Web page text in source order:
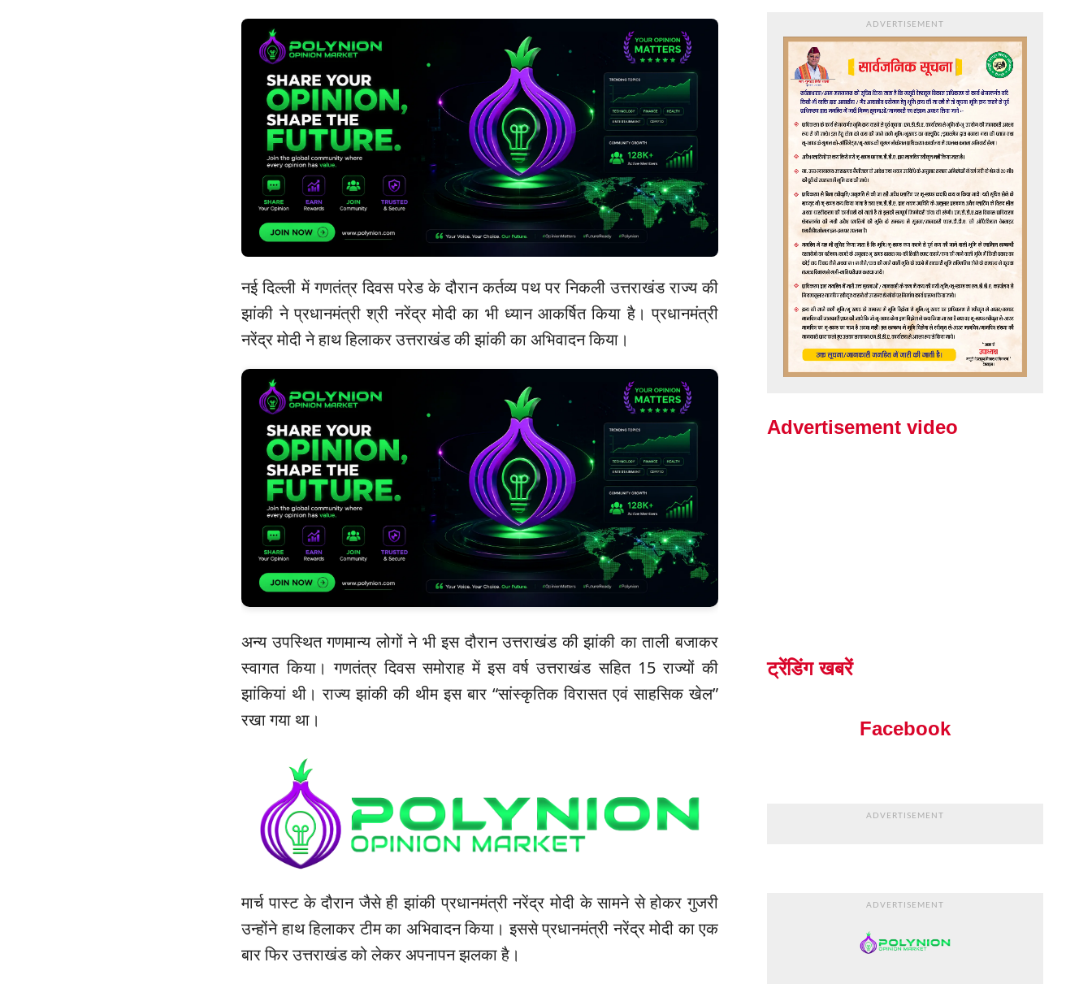
नई दिल्ली में गणतंत्र दिवस परेड के दौरान कर्तव्य पथ पर निकली उत्तराखंड राज्य की
झांकी ने प्रधानमंत्री श्री नरेंद्र मोदी का भी ध्यान आकर्षित किया है। प्रधानमंत्री
नरेंद्र मोदी ने हाथ हिलाकर उत्तराखंड की झांकी का अभिवादन किया।
अन्य उपस्थित गणमान्य लोगों ने भी इस दौरान उत्तराखंड की झांकी का ताली बजाकर
स्वागत किया। गणतंत्र दिवस समोराह में इस वर्ष उत्तराखंड सहित 15 राज्यों की
झांकियां थी। राज्य झांकी की थीम इस बार “सांस्कृतिक विरासत एवं साहसिक खेल”
रखा गया था।
मार्च पास्ट के दौरान जैसे ही झांकी प्रधानमंत्री नरेंद्र मोदी के सामने से होकर गुजरी
उन्होंने हाथ हिलाकर टीम का अभिवादन किया। इससे प्रधानमंत्री नरेंद्र मोदी का एक
बार फिर उत्तराखंड को लेकर अपनापन झलका है।
ADVERTISEMENT
Advertisement video
ट्रेंडिंग खबरें
Facebook
ADVERTISEMENT
ADVERTISEMENT